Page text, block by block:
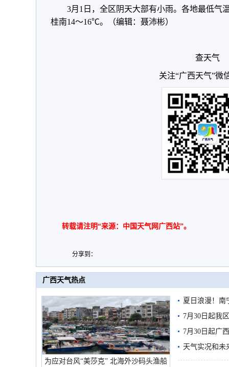
3月1日，全区阴天大部有小雨。各地最低
桂南14～16℃。（编辑：聂沛彬）
查天气
关注“广西天气”微
转载请注明“来源：中国天气网广西站”。
分享到：
广西天气热点
为应对台风“美莎克” 北海外沙码头渔船
夏日浪漫！南
7月30日起我
7月30日起广
天气实况和未